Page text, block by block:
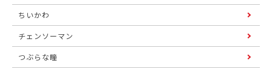
ちいかわ
チェンソーマン
つぶらな瞳